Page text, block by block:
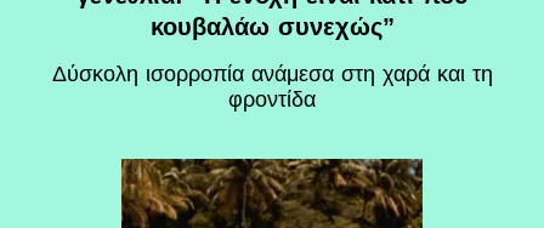
κουβαλάω συνεχώς”
Δύσκολη ισορροπία ανάμεσα στη χαρά και τη
φροντίδα